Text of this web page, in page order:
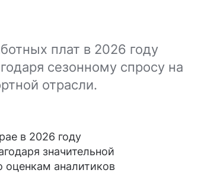
плат в 2026 году
сезонному спросу на
отрасли.
в 2026 году
значительной
оценкам аналитиков